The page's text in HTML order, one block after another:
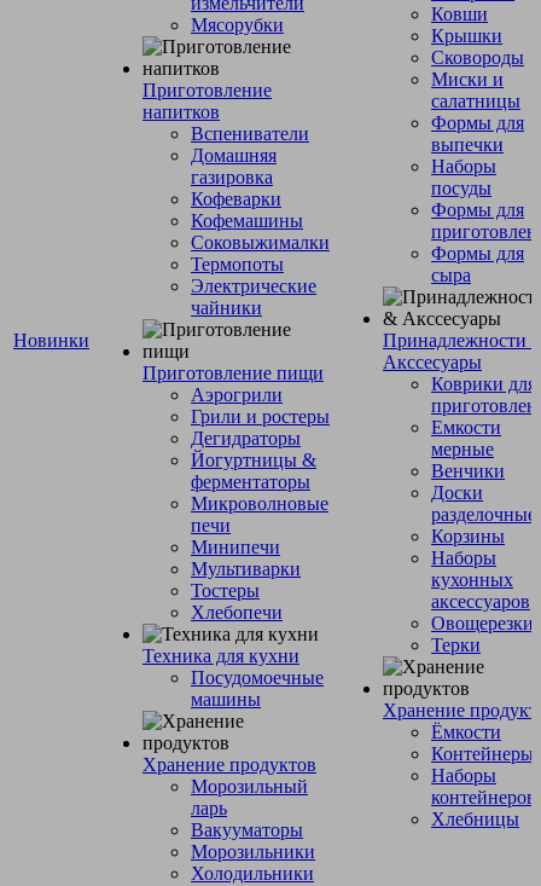
Новинки
Мясорубки
Приготовление
напитков
Вспениватели
Домашняя
газировка
Кофеварки
Кофемашины
Соковыжималки
Термопоты
Электрические
чайники
Приготовление пищи
Аэрогрили
Грили и ростеры
Дегидраторы
Йогуртницы &
ферментаторы
Микроволновые
печи
Минипечи
Мультиварки
Тостеры
Хлебопечи
Техника для кухни
Посудомоечные
машины
Хранение продуктов
Морозильный
ларь
Вакууматоры
Морозильники
Холодильники
Ковши
Крышки
Сковороды
Миски и
салатницы
Формы для
выпечки
Наборы
посуды
Формы для
Формы для
сыра
Принадлежности
Акссесуары
Коврики для
Емкости
мерные
Венчики
Доски
разделочные
Корзины
Наборы
кухонных
аксессуаров
Овощерезки
Терки
Хранение
Ёмкости
Контейнеры
Наборы
контейнеров
Хлебницы